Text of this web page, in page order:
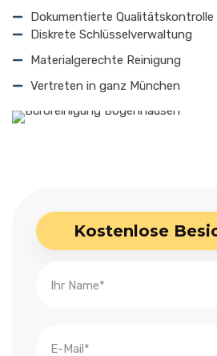
Dokumentierte Qualitätskontrolle
Diskrete Schlüsselverwaltung
Materialgerechte Reinigung
Vertreten in ganz München
Kostenlose